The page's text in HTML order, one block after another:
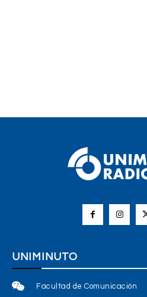
UNIMINUTO
Facultad de Comunicación